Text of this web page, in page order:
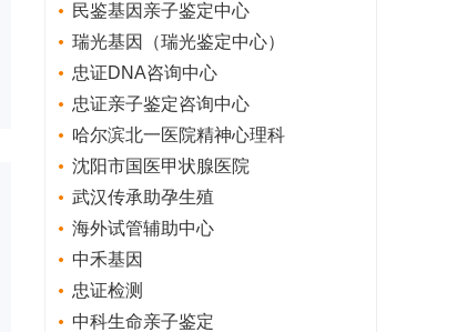
民鉴基因亲子鉴定中心
瑞光基因（瑞光鉴定中心）
忠证DNA咨询中心
忠证亲子鉴定咨询中心
哈尔滨北一医院精神心理科
沈阳市国医甲状腺医院
武汉传承助孕生殖
海外试管辅助中心
中禾基因
忠证检测
中科生命亲子鉴定